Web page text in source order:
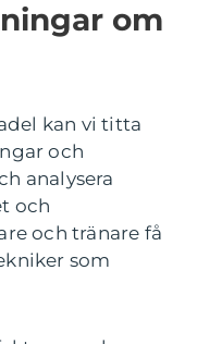
om
kan vi titta
och
analysera
och
och tränare få
som